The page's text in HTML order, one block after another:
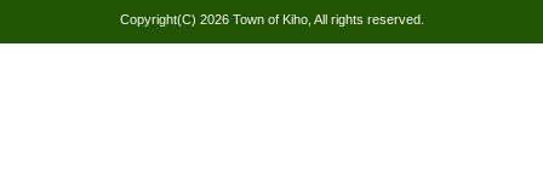
Copyright(C) 2026 Town of Kiho, All rights reserved.